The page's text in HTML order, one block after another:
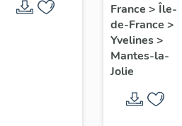
de chaire
prêcher ;
Armoire
de
sacristie
France > Île-
de-France >
Yvelines>
Mantes-la-
Jolie